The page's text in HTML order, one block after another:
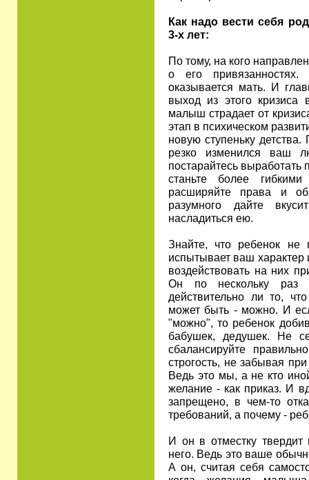
Как надо вести себя
3-х лет:
По тому, на кого
о его
оказывается мать. И
выход из этого кризиса
малыш страдает от
этап в психическом
новую ступеньку
резко изменился ваш
постарайтесь
станьте более
расширяйте права и
разумного дайте
насладиться ею.
Знайте, что ребенок не
испытывает ваш
воздействовать на них
Он по нескольку
действительно ли то,
может быть - можно. И
"можно", то ребенок
бабушек, дедушек. Не
сбалансируйте
строгость, не забывая
Ведь это мы, а не кто
желание - как приказ. И
запрещено, в чем-то
требований, а почему -
И он в отместку
него. Ведь это ваше
А он, считая себя